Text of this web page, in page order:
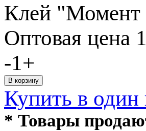
Клей "Момент
Оптовая цена
-1+
Купить в один
* Товары